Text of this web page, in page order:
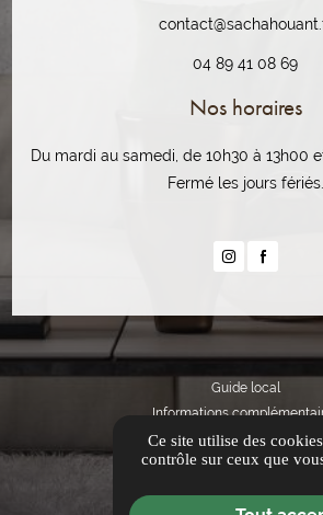
04 89 41 08 69
Nos horaires
Du mardi au samedi, de 10h30 à 13h00
Fermé les jours fériés.
Guide local
Informations
Mentions légales
Politique de
Ce site utilise des
contrôle sur ceux que